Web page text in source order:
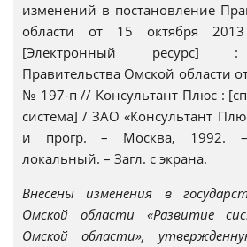
изменений в постановление
области от 15 октября
[Электронный ресурс] :
Правительства Омской области
№ 197-п // Консультант Плюс :
система] / ЗАО «Консультант
и прогр. – Москва, 1992. –
локальный. – Загл. с экрана.
Внесены изменения в
Омской области «Развитие
Омской области»,